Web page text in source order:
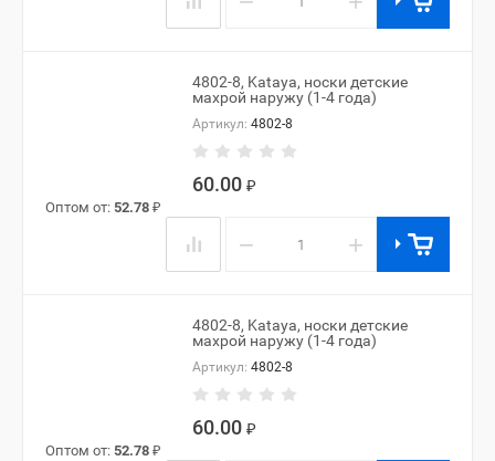
4802-8, Kataya, носки детские
махрой наружу (1-4 года)
Артикул: 4802-8
60.00 ₽
Оптом от: 52.78 ₽
− +
4802-8, Kataya, носки детские
махрой наружу (1-4 года)
Артикул: 4802-8
60.00 ₽
Оптом от: 52.78 ₽